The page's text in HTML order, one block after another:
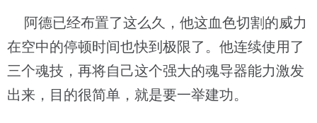
阿德已经布置了这么久，他这血色切割的威力
在空中的停顿时间也快到极限了。他连续使用了
三个魂技，再将自己这个强大的魂导器能力激发
出来，目的很简单，就是要一举建功。